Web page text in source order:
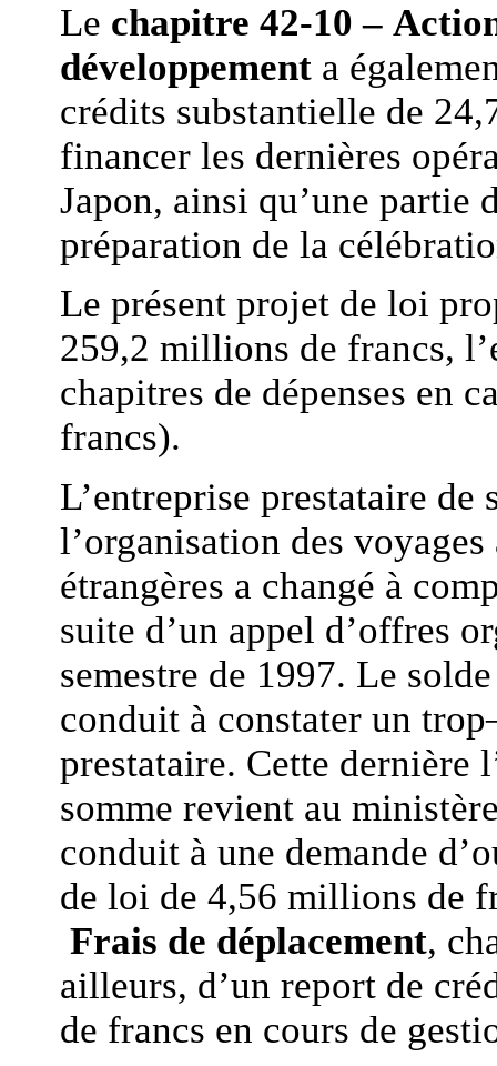
Le chapitre 42-10 –
développement a
crédits substantielle de
financer les dernières
Japon, ainsi qu’une partie
préparation de la
Le présent projet de loi
259,2 millions de francs,
chapitres de dépenses en
francs).
L’entreprise prestataire de
l’organisation des
étrangères a changé à
suite d’un appel d’offres
semestre de 1997. Le
conduit à constater un
prestataire. Cette dernière
somme revient au
conduit à une demande
de loi de 4,56 millions de
Frais de déplacement,
ailleurs, d’un report de
de francs en cours de